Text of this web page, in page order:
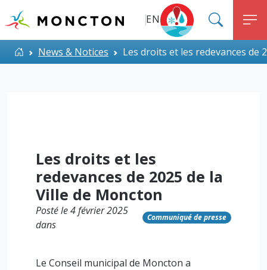
Top Menu
EN
ALERT MONCTON
Accueil
News & Notices Les droits et les redevances de
Les droits et les
redevances de 2025 de la
Ville de Moncton
Posté le 4 février 2025
dans
Communiqué de presse
Le Conseil municipal de Moncton a